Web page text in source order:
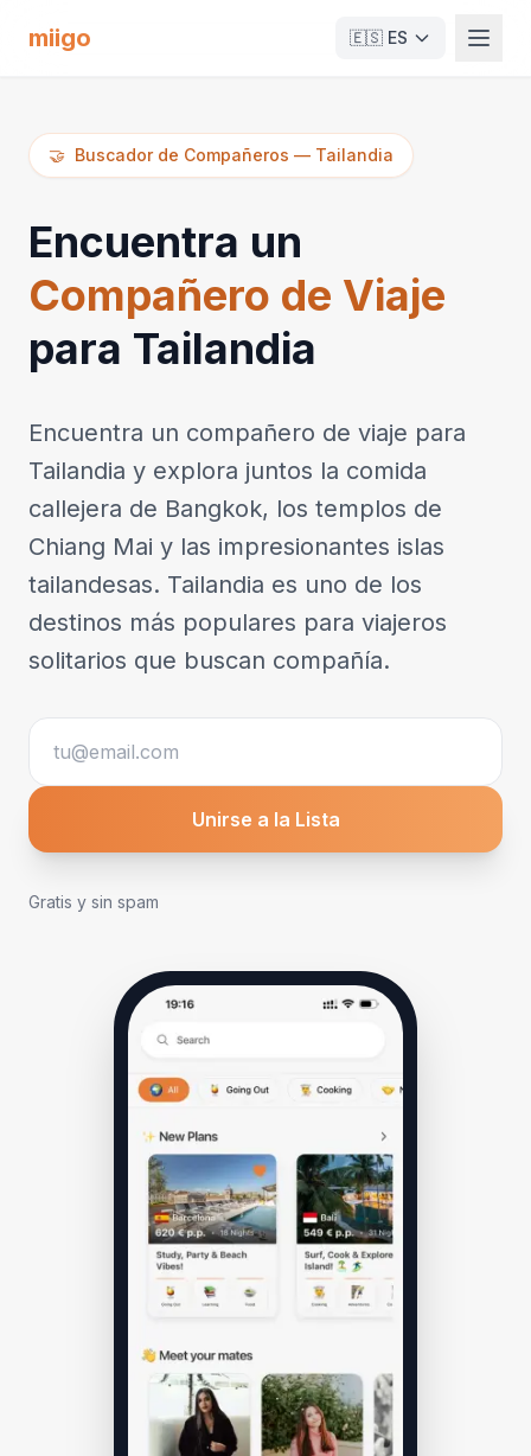
miigo 🇪🇸 ES
🤝 Buscador de Compañeros — Tailandia
Encuentra un
Compañero de Viaje
para Tailandia
Encuentra un compañero de viaje para
Tailandia y explora juntos la comida
callejera de Bangkok, los templos de
Chiang Mai y las impresionantes islas
tailandesas. Tailandia es uno de los
destinos más populares para viajeros
solitarios que buscan compañía.
Unirse a la Lista
Gratis y sin spam